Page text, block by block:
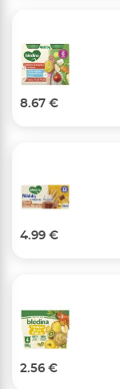
8.67 €
4.99 €
2.56 €